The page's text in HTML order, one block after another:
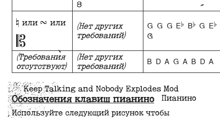
8
n илиT или
B
(Нет других
требований)
G G G Eb Bb G Eb
G
(Требования
отсутствуют)
(Нет других
требований)
B D A G A B D A
Keep Talking and Nobody Explodes Mod
Пианино
Обозначения клавиш пианино
Используйте следующий рисунок чтобы